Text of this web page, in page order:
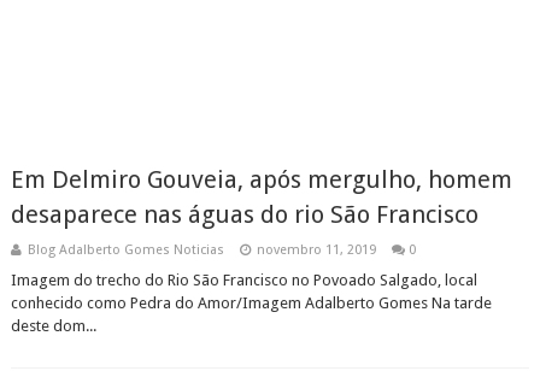
Em Delmiro Gouveia, após mergulho, homem
desaparece nas águas do rio São Francisco
Blog Adalberto Gomes Noticias novembro 11, 2019 0
Imagem do trecho do Rio São Francisco no Povoado Salgado, local
conhecido como Pedra do Amor/Imagem Adalberto Gomes Na tarde
deste dom...